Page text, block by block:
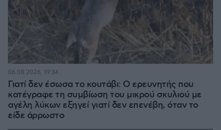
Γιατί δεν έσωσα το κουτάβι: Ο ερευνητής που
κατέγραφε τη συμβίωση του μικρού σκυλιού με
αγέλη λύκων εξηγεί γιατί δεν επενέβη, όταν το
είδε άρρωστο
06.08.2026, 19:34